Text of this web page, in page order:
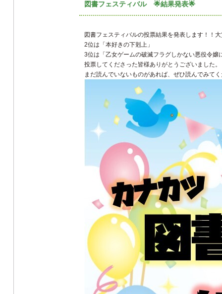
図書フェスティバル 🌟結果発表🌟
図書フェスティバルの投票結果を発表します！！
2位は「本好きの下剋上」
3位は「乙女ゲームの破滅フラグしかない悪役令
投票してくださった皆様ありがとうございました。
まだ読んでいないものがあれば、ぜひ読んでみて